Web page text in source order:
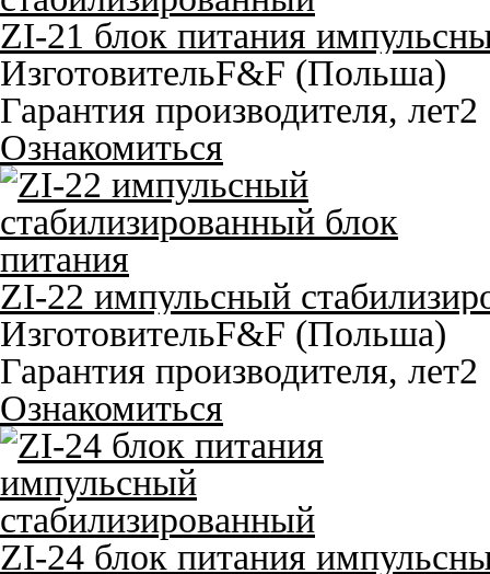
ZI-21 блок питания
ИзготовительF&F (Польша)
Гарантия производителя, лет2
Ознакомиться
ZI-22 импульсный
ИзготовительF&F (Польша)
Гарантия производителя, лет2
Ознакомиться
ZI-24 блок питания